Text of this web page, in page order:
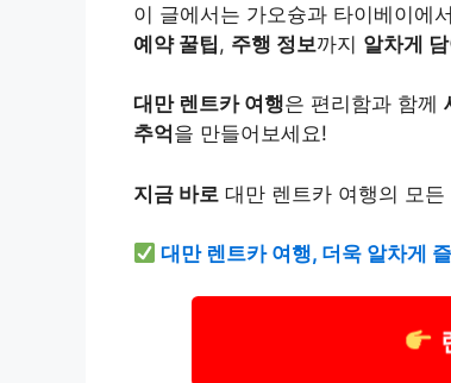
이 글에서는 가오슝과 타이베이에
예약 꿀팁, 주행 정보까지 알차게
대만 렌트카 여행은 편리함과 함께
추억 을 만들어보세요!
지금 바로 대만 렌트카 여행의 모든
대만 렌트카 여행, 더욱 알차게